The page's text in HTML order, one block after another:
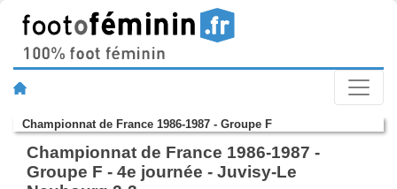
Championnat de France 1986-1987 - Groupe F
Championnat de France 1986-1987 -
Groupe F - 4e journée - Juvisy-Le